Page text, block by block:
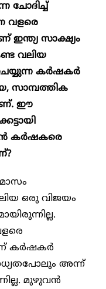
ചോദിച്ച്
വളരെ
ഇന്ത്യ സാക്ഷ്യം
വലിയ
കർഷകർ
സാമ്പത്തിക
ഈ
കർഷകരെ
ഒരു വിജയം
കർഷകർ
അന്ന്
മുഴുവൻ